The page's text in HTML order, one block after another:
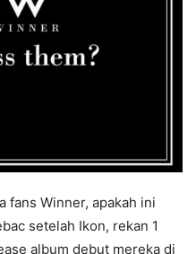
fans Winner, apakah ini
setelah Ikon, rekan 1
album debut mereka di